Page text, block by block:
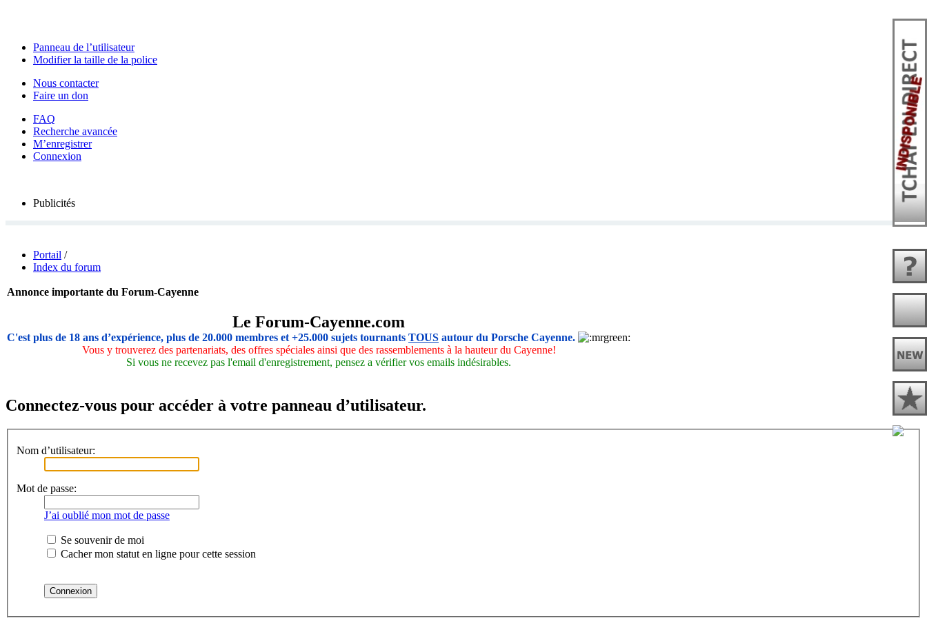
Panneau de l’utilisateur
Modifier la taille de la police
Nous contacter
Faire un don
FAQ
Recherche avancée
M’enregistrer
Connexion
Publicités
Portail /
Index du forum
Annonce importante du Forum-Cayenne
Le Forum-Cayenne.com
C'est plus de 18 ans d’expérience, plus de 20.000 membres et +25.000 sujets tournants TOUS autour du Porsche Cayenne.
Vous y trouverez des partenariats, des offres spéciales ainsi que des rassemblements à la hauteur du Cayenne!
Si vous ne recevez pas l'email d'enregistrement, pensez a vérifier vos emails indésirables.
Connectez-vous pour accéder à votre panneau d’utilisateur.
Nom d’utilisateur:
Mot de passe:
J’ai oublié mon mot de passe
Se souvenir de moi
Cacher mon statut en ligne pour cette session